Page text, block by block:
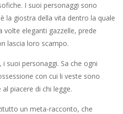
I suoi personaggi sono
la giostra della vita dentro la quale
eleganti gazzelle, prede
lascia loro scampo.
suoi personaggi. Sa che ogni
con cui li veste sono
piacere di chi legge.
un meta-racconto, che